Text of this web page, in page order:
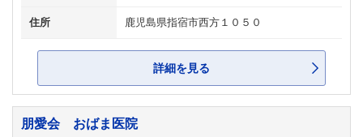
住所 鹿児島県指宿市西方１０５０
詳細を見る
朋愛会 おばま医院